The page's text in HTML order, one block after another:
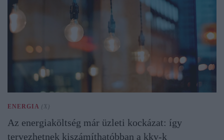
ENERGIA (X)
Az energiaköltség már üzleti kockázat: így
tervezhetnek kiszámíthatóbban a kkv-k